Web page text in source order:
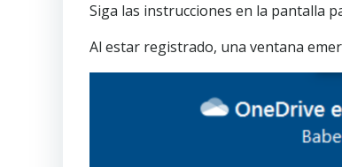
Siga las instrucciones en la pantalla
Al estar registrado, una ventana